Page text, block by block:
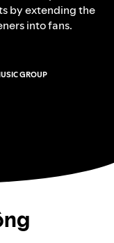
by extending the
into fans.
GROUP